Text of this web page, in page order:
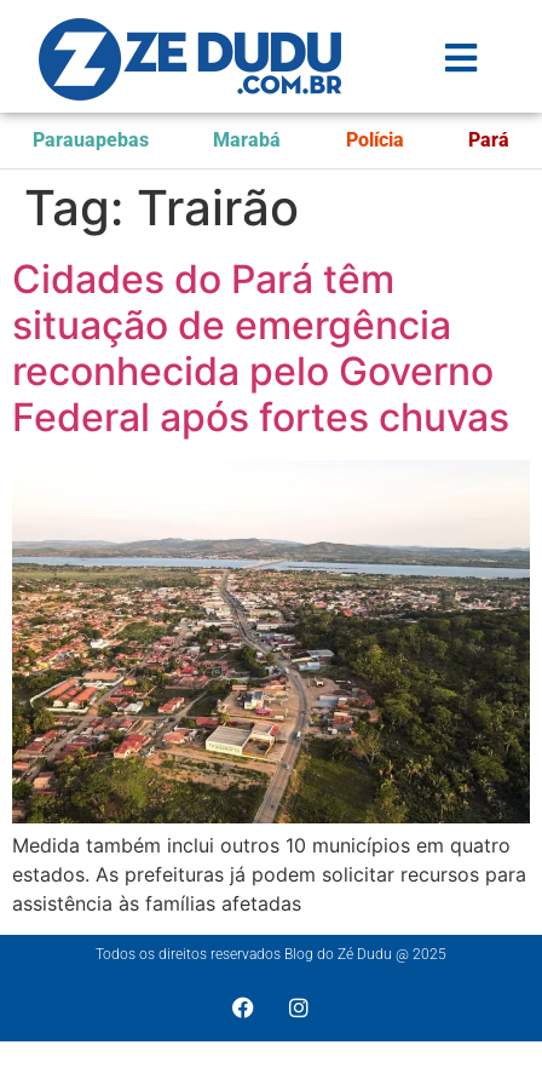
Parauapebas Marabá Polícia Pará
Tag: Trairão
Cidades do Pará têm
situação de emergência
reconhecida pelo Governo
Federal após fortes chuvas
Medida também inclui outros 10 municípios em quatro
estados. As prefeituras já podem solicitar recursos para
assistência às famílias afetadas
Todos os direitos reservados Blog do Zé Dudu @ 2025